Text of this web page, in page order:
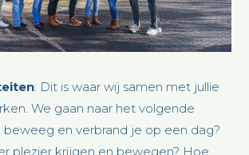
: Dit is waar wij samen met jullie
We gaan naar het volgende
en verbrand je op een dag?
plezier krijgen en bewegen? Hoe